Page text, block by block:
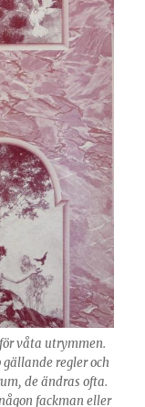
våta utrymmen.
gällande regler och
de ändras ofta.
fackman eller